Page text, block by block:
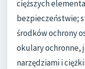
cięższych
bezpieczeństwie;
środków ochrony
okulary ochronne,
narzędziami i